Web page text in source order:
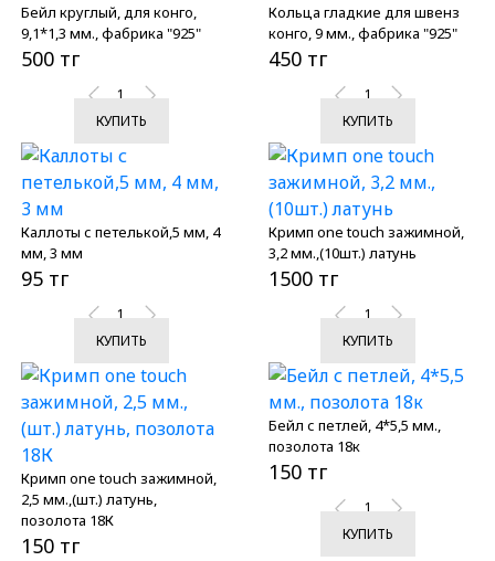
Бейл круглый, для конго,
9,1*1,3 мм., фабрика "925"
500 тг
КУПИТЬ
Кольца гладкие для швенз
конго, 9 мм., фабрика "925"
450 тг
КУПИТЬ
Каллоты с петелькой,5 мм, 4
мм, 3 мм
95 тг
КУПИТЬ
Кримп one touch зажимной,
3,2 мм.,(10шт.) латунь
1500 тг
КУПИТЬ
Кримп one touch зажимной,
2,5 мм.,(шт.) латунь,
позолота 18К
150 тг
Бейл с петлей, 4*5,5 мм.,
позолота 18к
150 тг
КУПИТЬ